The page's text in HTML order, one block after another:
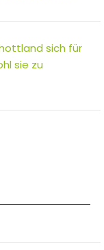
sich für
sie zu